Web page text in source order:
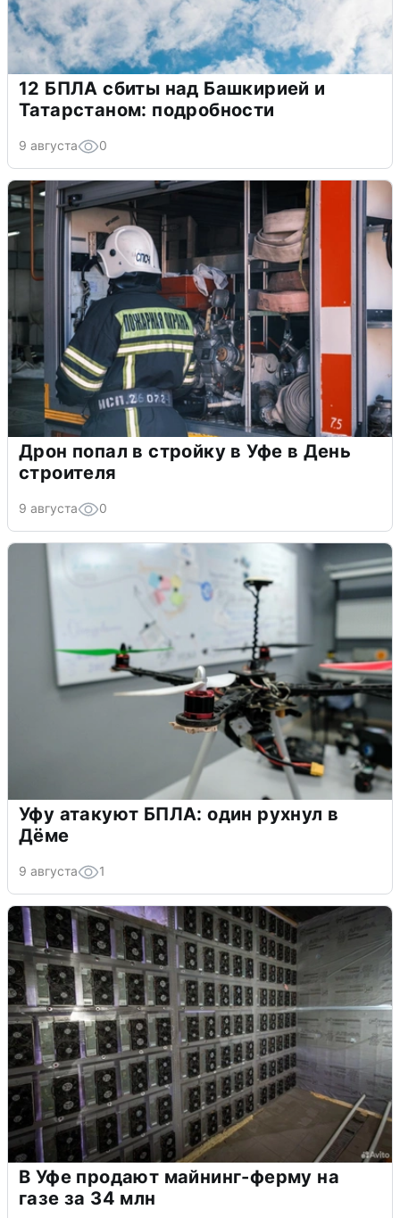
12 БПЛА сбиты над Башкирией и
Татарстаном: подробности
9 августа 0
Дрон попал в стройку в Уфе в День
строителя
9 августа 0
Уфу атакуют БПЛА: один рухнул в
Дёме
9 августа 1
В Уфе продают майнинг-ферму на
газе за 34 млн